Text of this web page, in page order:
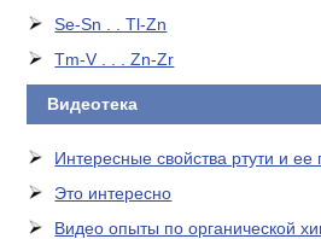
Se-Sn . . Tl-Zn
Tm-V . . . Zn-Zr
Видеотека
Интересные свойства ртути и
Это интересно
Видео опыты по органической